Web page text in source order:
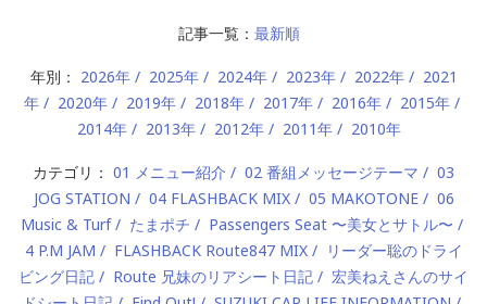
記事一覧： 最新順
年別： 2026年 2025年 2024年 2023年 2022年
2021
年
2020年 2019年 2018年 2017年 2016年
2015年
2014年
2013年 2012年 2011年 2010年
カテゴリ： 01 メニュー紹介 02 番組メッセージテーマ
03
JOG STATION
04 FLASHBACK MIX 05 MAKOTONE
06
Music & Turf
たまポチ
Passengers Seat 〜美女とサトル〜
4 P.M JAM
FLASHBACK Route847 MIX
リーダー聡のドライ
ビング日記
Route 兄妹のリアシート日記
宏美ねえさんのサイ